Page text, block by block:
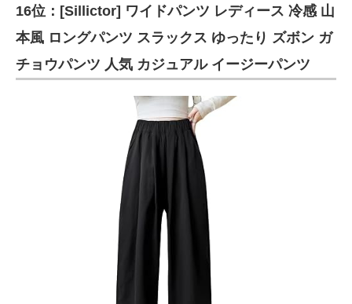
16位：[Sillictor] ワイドパンツ レディース 冷感 山
本風 ロングパンツ スラックス ゆったり ズボン ガ
チョウパンツ 人気 カジュアル イージーパンツ